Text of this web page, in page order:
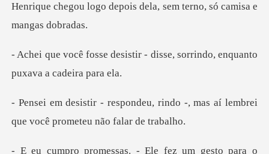
ois dela, sem terno, só
tir - disse, sorrindo, enqua
, rindo -, mas aí lembrei
que vo
- Ele fez um gesto para